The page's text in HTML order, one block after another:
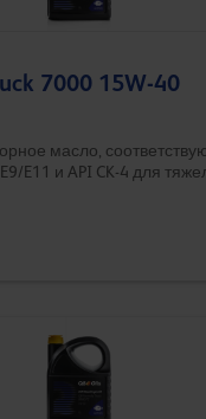
7000 15W-40
масло,
E11 и API CK-4 для